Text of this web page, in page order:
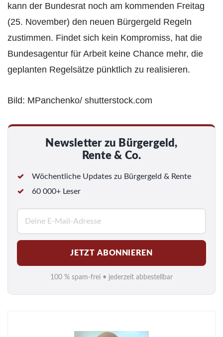
kann der Bundesrat noch am kommenden Freitag
(25. November) den neuen Bürgergeld Regeln
zustimmen. Findet sich kein Kompromiss, hat die
Bundesagentur für Arbeit keine Chance mehr, die
geplanten Regelsätze pünktlich zu realisieren.
Bild: MPanchenko/ shutterstock.com
Newsletter zu Bürgergeld,
Rente & Co.
Wöchentliche Updates zu Bürgergeld & Rente
60 000+ Leser
M
a
i
l
*
JETZT ABONNIEREN
100 % spam-frei • jederzeit abbestellbar